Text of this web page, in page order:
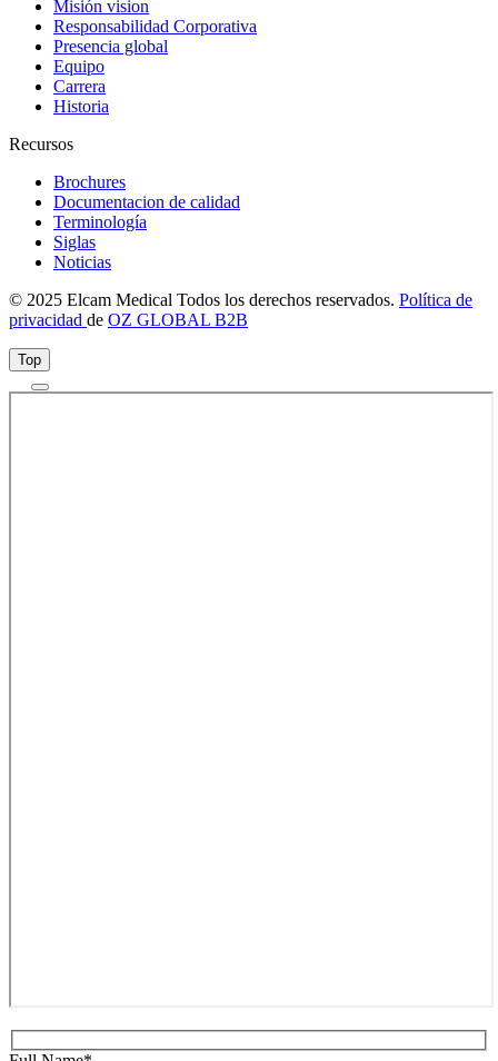
Misión vision
Responsabilidad Corporativa
Presencia global
Equipo
Carrera
Historia
Recursos
Brochures
Documentacion de calidad
Terminología
Siglas
Noticias
© 2025 Elcam Medical Todos los derechos reservados. Política de
privacidad de OZ GLOBAL B2B
Top